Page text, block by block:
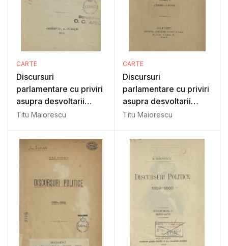
CARTE
Discursuri
parlamentare cu priviri
asupra desvoltarii
politice..: Vol 5
Titu Maiorescu
CARTE
Discursuri
parlamentare cu priviri
asupra desvoltarii
politice..: Vol. 1
Titu Maiorescu